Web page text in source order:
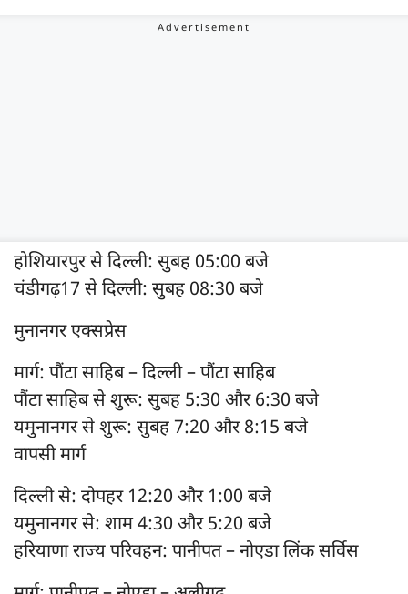
होशियारपुर से दिल्ली: सुबह 05:00 बजे
चंडीगढ़17 से दिल्ली: सुबह 08:30 बजे
मुनानगर एक्सप्रेस
मार्ग: पौंटा साहिब – दिल्ली – पौंटा साहिब
पौंटा साहिब से शुरू: सुबह 5:30 और 6:30 बजे
यमुनानगर से शुरू: सुबह 7:20 और 8:15 बजे
वापसी मार्ग
दिल्ली से: दोपहर 12:20 और 1:00 बजे
यमुनानगर से: शाम 4:30 और 5:20 बजे
हरियाणा राज्य परिवहन: पानीपत – नोएडा लिंक सर्विस